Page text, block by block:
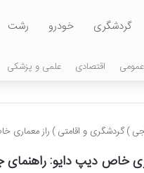
گردشگری خودرو رشت
عمومی اقتصادی علمی و پزشکی
) گردشگری و اقامتی ) راز معماری
خاص دیپ دایو: راهنمای